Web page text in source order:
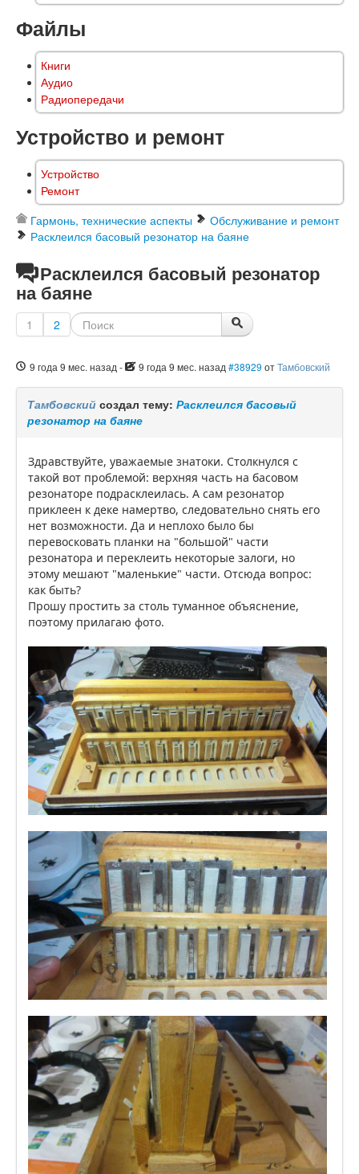
Файлы
Книги
Аудио
Радиопередачи
Устройство и ремонт
Устройство
Ремонт
Гармонь, технические аспекты
Обслуживание и ремонт
Расклеился басовый резонатор на баяне
Расклеился басовый резонатор
на баяне
1 2
9 года 9 мес. назад - 9 года 9 мес. назад #38929 отТамбовский
Тамбовский создал тему: Расклеился басовый
резонатор на баяне
Здравствуйте, уважаемые знатоки. Столкнулся с
такой вот проблемой: верхняя часть на басовом
резонаторе подрасклеилась. А сам резонатор
приклеен к деке намертво, следовательно снять его
нет возможности. Да и неплохо было бы
перевосковать планки на "большой" части
резонатора и переклеить некоторые залоги, но
этому мешают "маленькие" части. Отсюда вопрос:
как быть?
Прошу простить за столь туманное объяснение,
поэтому прилагаю фото.